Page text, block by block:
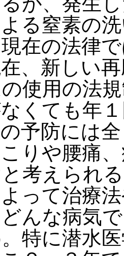
る窒素の
在の法律
、新しい
使用の法
くても年
予防には
りや腰痛
考えられ
って治療
んな病気
特に潜水